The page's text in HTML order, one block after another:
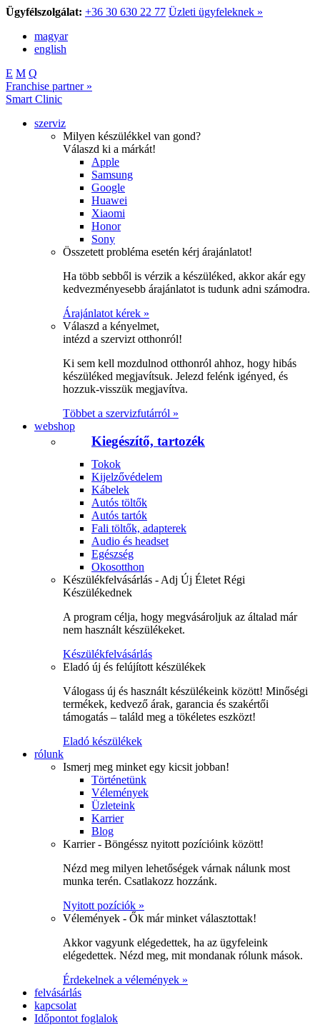
Ügyfélszolgálat: +36 30 630 22 77 Üzleti ügyfeleknek »
magyar
english
E M Q
Franchise partner »
Smart Clinic
szerviz
Milyen készülékkel van gond?
Válaszd ki a márkát!
Apple
Samsung
Google
Huawei
Xiaomi
Honor
Sony
Összetett probléma esetén kérj árajánlatot!
Ha több sebből is vérzik a készüléked, akkor akár egy
kedvezményesebb árajánlatot is tudunk adni számodra.
Árajánlatot kérek »
Válaszd a kényelmet,
intézd a szervizt otthonról!
Ki sem kell mozdulnod otthonról ahhoz, hogy hibás
készüléked megjavítsuk. Jelezd felénk igényed, és
hozzuk-visszük megjavítva.
Többet a szervizfutárról »
webshop
Kiegészítő, tartozék
Tokok
Kijelzővédelem
Kábelek
Autós töltők
Autós tartók
Fali töltők, adapterek
Audio és headset
Egészség
Okosotthon
Készülékfelvásárlás - Adj Új Életet Régi
Készülékednek
A program célja, hogy megvásároljuk az általad már
nem használt készülékeket.
Készülékfelvásárlás
Eladó új és felújított készülékek
Válogass új és használt készülékeink között! Minőségi
termékek, kedvező árak, garancia és szakértői
támogatás – találd meg a tökéletes eszközt!
Eladó készülékek
rólunk
Ismerj meg minket egy kicsit jobban!
Történetünk
Vélemények
Üzleteink
Karrier
Blog
Karrier - Böngéssz nyitott pozícióink között!
Nézd meg milyen lehetőségek várnak nálunk most
munka terén. Csatlakozz hozzánk.
Nyitott pozíciók »
Vélemények - Ők már minket választottak!
Akkor vagyunk elégedettek, ha az ügyfeleink
elégedettek. Nézd meg, mit mondanak rólunk mások.
Érdekelnek a vélemények »
felvásárlás
kapcsolat
Időpontot foglalok